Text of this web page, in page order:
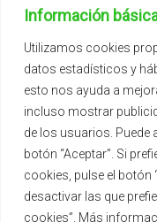
Información
Utilizamos cookies
datos estadísticos y
esto nos ayuda a
incluso mostrar
de los usuarios. Puede
botón “Aceptar”. Si
cookies, pulse el botón
desactivar las que
cookies”. Más
Preguntas frecuentes
Subvenciones